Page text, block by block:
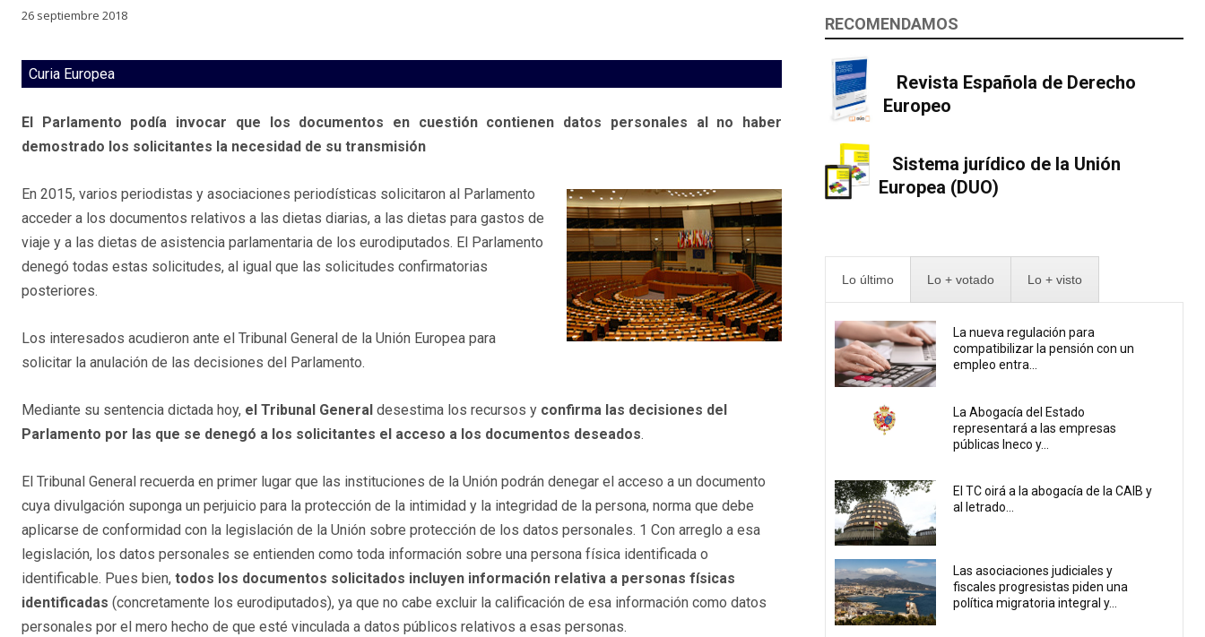
26 septiembre 2018
Curia Europea
El Parlamento podía invocar que los documentos en cuestión contienen datos personales al no haber
demostrado los solicitantes la necesidad de su transmisión
En 2015, varios periodistas y asociaciones periodísticas solicitaron al Parlamento
acceder a los documentos relativos a las dietas diarias, a las dietas para gastos de
viaje y a las dietas de asistencia parlamentaria de los eurodiputados. El Parlamento
denegó todas estas solicitudes, al igual que las solicitudes confirmatorias
posteriores.
Los interesados acudieron ante el Tribunal General de la Unión Europea para
solicitar la anulación de las decisiones del Parlamento.
Mediante su sentencia dictada hoy, el Tribunal General desestima los recursos y confirma las decisiones del
Parlamento por las que se denegó a los solicitantes el acceso a los documentos deseados.
El Tribunal General recuerda en primer lugar que las instituciones de la Unión podrán denegar el acceso a un documento
cuya divulgación suponga un perjuicio para la protección de la intimidad y la integridad de la persona, norma que debe
aplicarse de conformidad con la legislación de la Unión sobre protección de los datos personales. 1 Con arreglo a esa
legislación, los datos personales se entienden como toda información sobre una persona física identificada o
identificable. Pues bien, todos los documentos solicitados incluyen información relativa a personas físicas
identificadas (concretamente los eurodiputados), ya que no cabe excluir la calificación de esa información como datos
personales por el mero hecho de que esté vinculada a datos públicos relativos a esas personas.
RECOMENDAMOS
Revista Española de Derecho
Europeo
Sistema jurídico de la Unión
Europea (DUO)
Lo último Lo + votado Lo + visto
La nueva regulación para
compatibilizar la pensión con un
empleo entra...
La Abogacía del Estado
representará a las empresas
públicas Ineco y...
El TC oirá a la abogacía de la CAIB y
al letrado...
Las asociaciones judiciales y
fiscales progresistas piden una
política migratoria integral y...